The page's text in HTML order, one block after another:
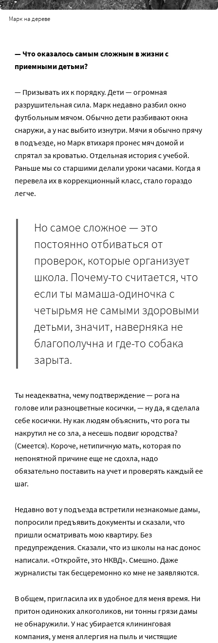
Марк на дереве
— Что оказалось самым сложным в жизни с
приемными детьми?
— Призывать их к порядку. Дети — огромная
разрушительная сила. Марк недавно разбил окно
футбольным мячом. Обычно дети разбивают окна
снаружи, а у нас выбито изнутри. Мячи я обычно прячу
в подъезде, но Марк втихаря пронес мяч домой и
спрятал за кроватью. Отдельная история с учебой.
Раньше мы со старшими делали уроки часами. Когда я
перевела их в коррекционный класс, стало гораздо
легче.
Но самое сложное — это
постоянно отбиваться от
проверок, которые организует
школа. Почему-то считается, что
если ты мамаша-одиночка с
четырьмя не самыми здоровыми
детьми, значит, наверняка не
благополучна и где-то собака
зарыта.
Ты неадекватна, чему подтверждение — рога на
голове или разноцветные косички, — ну да, я сделала
себе косички. Ну как людям объяснить, что рога ты
накрутил не со зла, а несешь подвиг юродства?
(Смеется). Короче, нетипичную мать, которая по
непонятной причине еще не сдохла, надо
обязательно поставить на учет и проверять каждый ее
шаг.
Недавно вот у подъезда встретили незнакомые дамы,
попросили предъявить документы и сказали, что
пришли осматривать мою квартиру. Без
предупреждения. Сказали, что из школы на нас донос
написали. «Откройте, это НКВД». Смешно. Даже
журналисты так бесцеремонно ко мне не заявляются.
В общем, пригласила их в удобное для меня время. Ни
притон одиноких алкоголиков, ни тонны грязи дамы
не обнаружили. У нас убирается клининговая
компания, у меня аллергия на пыль и чистящие